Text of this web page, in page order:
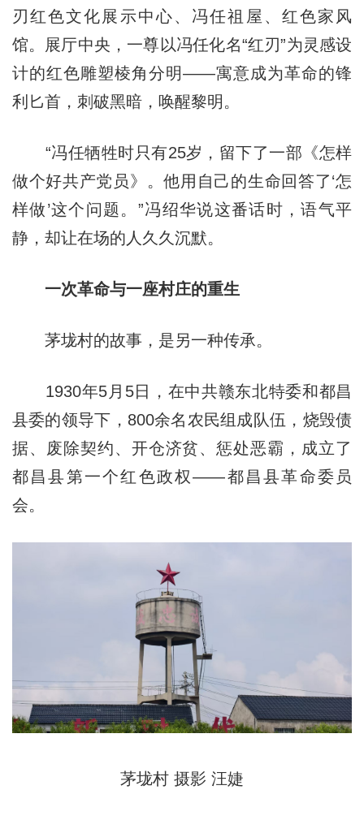
刃红色文化展示中心、冯任祖屋、红色家风
馆。展厅中央，一尊以冯任化名“红刃”为灵感设
计的红色雕塑棱角分明——寓意成为革命的锋
利匕首，刺破黑暗，唤醒黎明。
“冯任牺牲时只有25岁，留下了一部《怎样
做个好共产党员》。他用自己的生命回答了‘怎
样做’这个问题。”冯绍华说这番话时，语气平
静，却让在场的人久久沉默。
一次革命与一座村庄的重生
茅垅村的故事，是另一种传承。
1930年5月5日，在中共赣东北特委和都昌
县委的领导下，800余名农民组成队伍，烧毁债
据、废除契约、开仓济贫、惩处恶霸，成立了
都昌县第一个红色政权——都昌县革命委员
会。
茅垅村 摄影 汪婕